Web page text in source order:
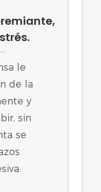
le
de la
y
sin
se